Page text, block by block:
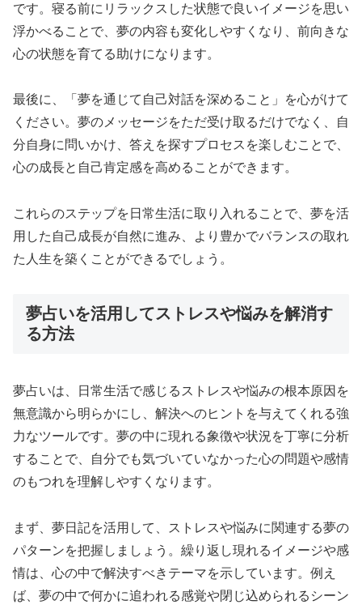
です。寝る前にリラックスした状態で良いイメージを思い
浮かべることで、夢の内容も変化しやすくなり、前向きな
心の状態を育てる助けになります。
最後に、「夢を通じて自己対話を深めること」を心がけて
ください。夢のメッセージをただ受け取るだけでなく、自
分自身に問いかけ、答えを探すプロセスを楽しむことで、
心の成長と自己肯定感を高めることができます。
これらのステップを日常生活に取り入れることで、夢を活
用した自己成長が自然に進み、より豊かでバランスの取れ
た人生を築くことができるでしょう。
夢占いを活用してストレスや悩みを解消す
る方法
夢占いは、日常生活で感じるストレスや悩みの根本原因を
無意識から明らかにし、解決へのヒントを与えてくれる強
力なツールです。夢の中に現れる象徴や状況を丁寧に分析
することで、自分でも気づいていなかった心の問題や感情
のもつれを理解しやすくなります。
まず、夢日記を活用して、ストレスや悩みに関連する夢の
パターンを把握しましょう。繰り返し現れるイメージや感
情は、心の中で解決すべきテーマを示しています。例え
ば、夢の中で何かに追われる感覚や閉じ込められるシーン